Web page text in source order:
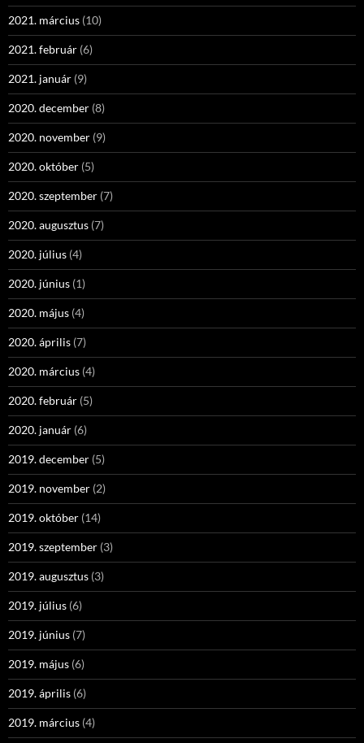
2021. március (10)
2021. február (6)
2021. január (9)
2020. december (8)
2020. november (9)
2020. október (5)
2020. szeptember (7)
2020. augusztus (7)
2020. július (4)
2020. június (1)
2020. május (4)
2020. április (7)
2020. március (4)
2020. február (5)
2020. január (6)
2019. december (5)
2019. november (2)
2019. október (14)
2019. szeptember (3)
2019. augusztus (3)
2019. július (6)
2019. június (7)
2019. május (6)
2019. április (6)
2019. március (4)